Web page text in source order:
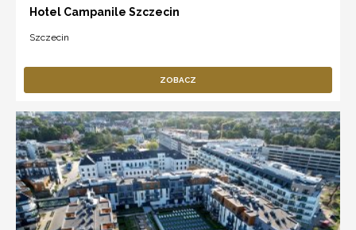
Hotel Campanile Szczecin
Szczecin
ZOBACZ